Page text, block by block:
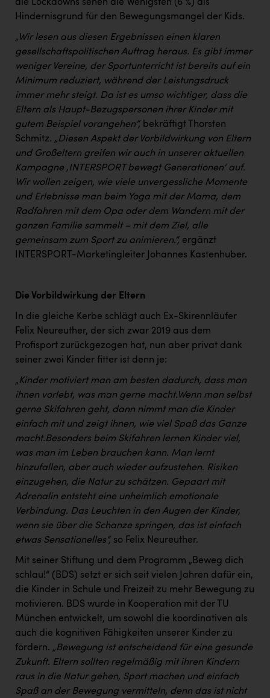
die Lockdowns sehen die Wenigsten (6 %) als
Hindernisgrund für den Bewegungsmangel der Kids.
„Wir lesen aus diesen Ergebnissen einen klaren
gesellschaftspolitischen Auftrag heraus. Es gibt immer
weniger Vereine, der Sportunterricht ist bereits auf ein
Minimum reduziert, während der Leistungsdruck
immer mehr steigt. Da ist es umso wichtiger, dass die
Eltern als Haupt-Bezugspersonen ihrer Kinder mit
gutem Beispiel vorangehen“, bekräftigt Thorsten
Schmitz. „Diesen Aspekt der Vorbildwirkung von Eltern
und Großeltern greifen wir auch in unserer aktuellen
Kampagne ‚INTERSPORT bewegt Generationen‘ auf.
Wir wollen zeigen, wie viele unvergessliche Momente
und Erlebnisse man beim Yoga mit der Mama, dem
Radfahren mit dem Opa oder dem Wandern mit der
ganzen Familie sammelt – mit dem Ziel, alle
gemeinsam zum Sport zu animieren.“, ergänzt
INTERSPORT-Marketingleiter Johannes Kastenhuber.
Die Vorbildwirkung der Eltern
In die gleiche Kerbe schlägt auch Ex-Skirennläufer
Felix Neureuther, der sich zwar 2019 aus dem
Profisport zurückgezogen hat, nun aber privat dank
seiner zwei Kinder fitter ist denn je:
„Kinder motiviert man am besten dadurch, dass man
ihnen vorlebt, was man gerne macht.Wenn man selbst
gerne Skifahren geht, dann nimmt man die Kinder
einfach mit und zeigt ihnen, wie viel Spaß das Ganze
macht.Besonders beim Skifahren lernen Kinder viel,
was man im Leben brauchen kann. Man lernt
hinzufallen, aber auch wieder aufzustehen. Risiken
einzugehen, die Natur zu schätzen. Gepaart mit
Adrenalin entsteht eine unheimlich emotionale
Verbindung. Das Leuchten in den Augen der Kinder,
wenn sie über die Schanze springen, das ist einfach
etwas Sensationelles“, so Felix Neureuther.
Mit seiner Stiftung und dem Programm „Beweg dich
schlau!“ (BDS) setzt er sich seit vielen Jahren dafür ein,
die Kinder in Schule und Freizeit zu mehr Bewegung zu
motivieren. BDS wurde in Kooperation mit der TU
München entwickelt, um sowohl die koordinativen als
auch die kognitiven Fähigkeiten unserer Kinder zu
fördern. „Bewegung ist entscheidend für eine gesunde
Zukunft. Eltern sollten regelmäßig mit ihren Kindern
raus in die Natur gehen, Sport machen und einfach
Spaß an der Bewegung vermitteln, denn das ist nicht